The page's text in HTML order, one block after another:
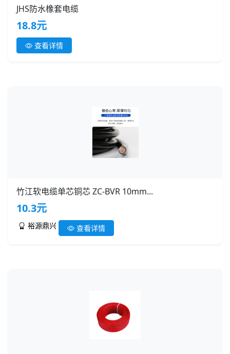
JHS防水橡套电缆
18.8元
查看详情
竹江软电缆单芯铜芯 ZC-BVR 10mm...
10.3元
裕源鼎兴 查看详情